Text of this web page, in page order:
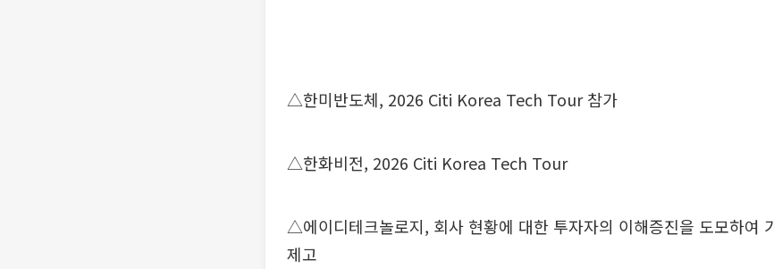
△한미반도체, 2026 Citi Korea Tech Tour 참가
△한화비전, 2026 Citi Korea Tech Tour
△에이디테크놀로지, 회사 현황에 대한 투자자의 이해증진을 도모하여
제고